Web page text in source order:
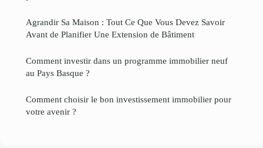
Agrandir Sa Maison : Tout Ce Que Vous Devez Savoir
Avant de Planifier Une Extension de Bâtiment
Comment investir dans un programme immobilier neuf
au Pays Basque ?
Comment choisir le bon investissement immobilier pour
votre avenir ?